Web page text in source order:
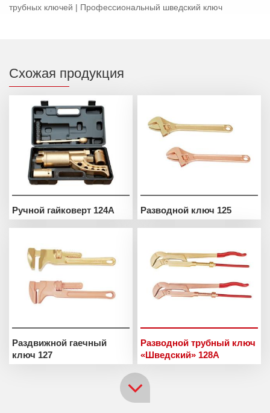
трубных ключей | Профессиональный шведский ключ
Схожая продукция
Ручной гайковерт 124A Разводной ключ 125
Раздвижной гаечный
ключ 127
Разводной трубный ключ
«Шведский» 128A